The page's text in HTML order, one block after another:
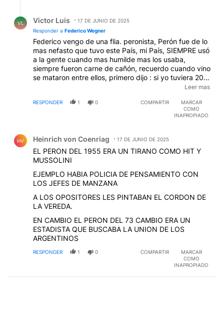
visitara a su hermano Presidente de los Estados
Unidos en la Casa Blanca, y empezaría con una serie
de privatizaciones , se había dado cuenta que el
"Estado regalado" ya no servía más y la demagogia
llegaba a su fin, si, Perón ya tenía pactado su visita a
la Casa Blanca, pero los golpistas, uno gorilas
impensantes le hicieron el mejor favor realizado a un
gobierno en caída y lo convirtieron en "mártir"...las
consecuencias posteriores para argentina fueron
nefastas, Perón pudriendola con la "juventud
maravillosa" desde España a todos los gobiernos por
VL Victor Luis
17 DE JUNIO DE 2025
Responder a Federico Wegner
Federico vengo de una flia. peronista, Perón fue de lo
mas nefasto que tuvo este País, mi País, SIEMPRE usó
a la gente cuando mas humilde mas los usaba,
siempre fueron carne de cañón, recuerdo cuando vino
se mataron entre ellos, primero dijo : si yo tuviera 20
años también estaría poniendo bombas, y luego los
guerra, y si miras , el Luna Park permitieron una
reunión del nazismo en el gobierno que el formaba
Leer mas
RESPONDER 1 0 COMPARTIR
MARCAR
COMO
INAPROPIADO
HV Heinrich von Coenriag 17 DE JUNIO DE 2025
EL PERON DEL 1955 ERA UN TIRANO COMO HIT Y
MUSSOLINI
EJEMPLO HABIA POLICIA DE PENSAMIENTO CON
LOS JEFES DE MANZANA
A LOS OPOSITORES LES PINTABAN EL CORDON DE
LA VEREDA.
EN CAMBIO EL PERON DEL 73 CAMBIO ERA UN
ESTADISTA QUE BUSCABA LA UNION DE LOS
ARGENTINOS
RESPONDER 1 0 COMPARTIR
MARCAR
COMO
INAPROPIADO